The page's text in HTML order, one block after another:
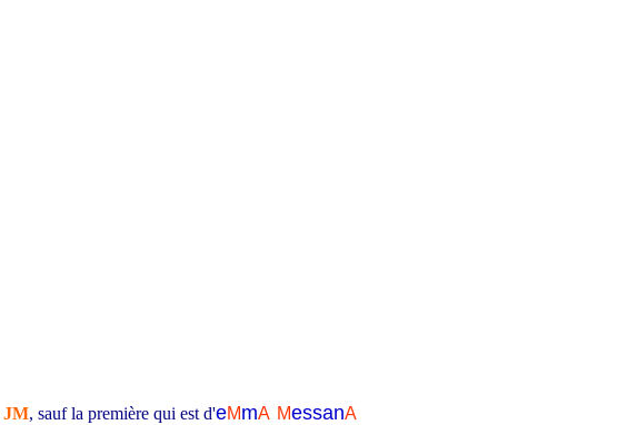
JM, sauf la première qui est d'eMmA MessanA